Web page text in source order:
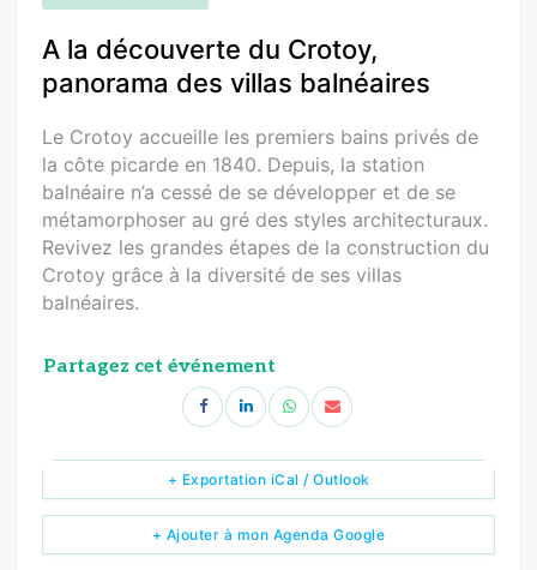
A la découverte du Crotoy,
panorama des villas balnéaires
Le Crotoy accueille les premiers bains privés de
la côte picarde en 1840. Depuis, la station
balnéaire n’a cessé de se développer et de se
métamorphoser au gré des styles architecturaux.
Revivez les grandes étapes de la construction du
Crotoy grâce à la diversité de ses villas
balnéaires.
Partagez cet événement
+ Ajouter à mon Agenda Google
+ Exportation iCal / Outlook